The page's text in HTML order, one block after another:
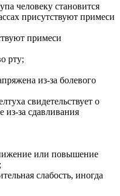
человеку становится
присутствуют примеси
примеси
рту;
из-за болевого
свидетельствует о
из-за сдавливания
или повышение
слабость, иногда